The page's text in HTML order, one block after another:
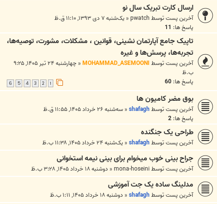
ارسال کارت تبريک سال نو
آخرین پست توسطpwatch
« یک‌شنبه ۷ دی ۱۳۹۳, ۱۱:۱۰ ق.ظ
پاسخ ها: 11
تاپیک جامع آپارتمان نشینی، قوانین ، مشکلات، مشورت، توصیه‌ها،
تجربه‌ها، پرسش‌ها و غیره
آخرین پست توسطMOHAMMAD_ASEMOONI
«
چهارشنبه ۲۴ تیر ۱۴۰۵, ۹:۲۵
ب.ظ
پاسخ ها: 60
3
4
5
6
بوق مضر کامیون ها
آخرین پست توسطshafagh
« سه‌شنبه ۲۶ خرداد ۱۴۰۵, ۱۱:۵۵ ق.ظ
پاسخ ها: 2
طراحی یک جنگنده
آخرین پست توسطshafagh
« یک‌شنبه ۲۴ خرداد ۱۴۰۵, ۱۱:۳۸ ب.ظ
جراح بینی خوب میخوام برای بینی نیمه استخوانی
آخرین پست توسطmona-hoseini
« دوشنبه ۱۸ خرداد ۱۴۰۵, ۳:۲۸ ب.ظ
مدلینگ ساده یک جت آموزشی
آخرین پست توسطshafagh
« دوشنبه ۱۸ خرداد ۱۴۰۵, ۱:۱۱ ب.ظ